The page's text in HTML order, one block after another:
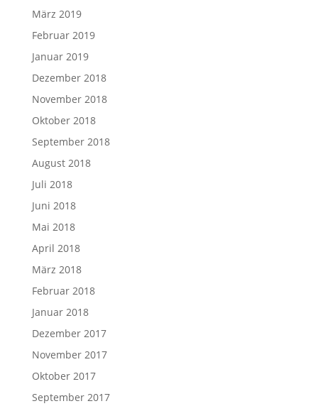
März 2019
Februar 2019
Januar 2019
Dezember 2018
November 2018
Oktober 2018
September 2018
August 2018
Juli 2018
Juni 2018
Mai 2018
April 2018
März 2018
Februar 2018
Januar 2018
Dezember 2017
November 2017
Oktober 2017
September 2017